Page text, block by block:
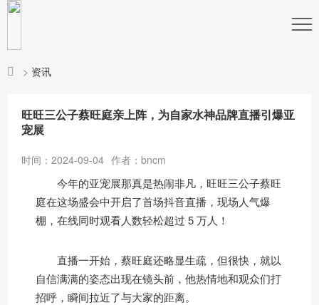
> 资讯
旺旺三公子蔡旺庭亲上阵，为自家水神品牌直播引爆亚
宠展
时间：2024-09-04 作者：bncm
今年的亚宠展那真是热闹非凡，旺旺三公子蔡旺
庭在这场盛会中开启了首场抖音直播，现场人气爆
棚，在线同时观看人数轻松超过 5 万人！
直播一开始，蔡旺庭还略显生疏，但很快，就以
自信满满的姿态出现在镜头前，他热情地和观众们打
招呼，瞬间拉近了与大家的距离。